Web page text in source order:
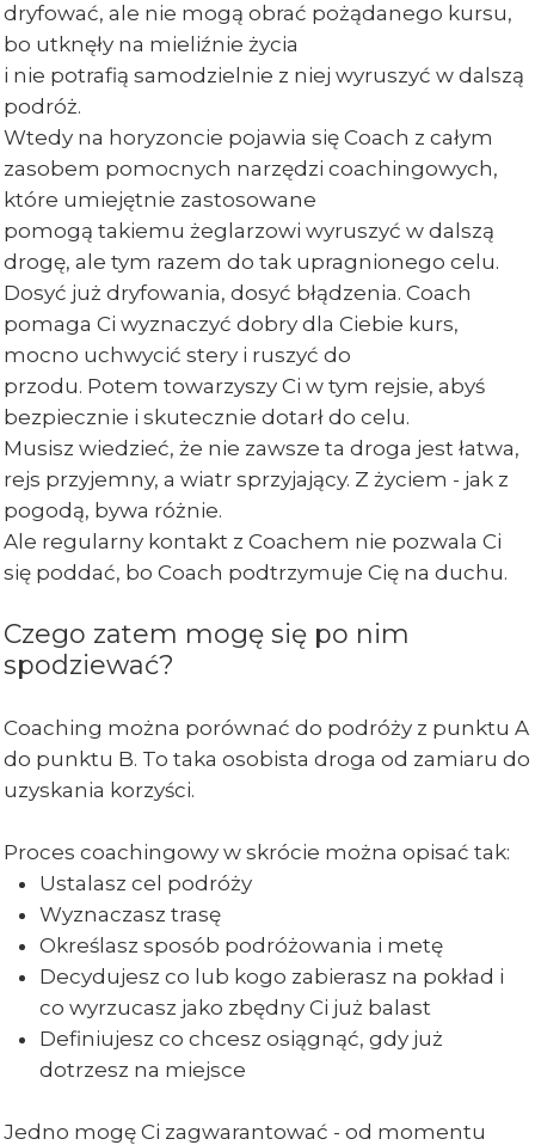
dryfować, ale nie mogą obrać pożądanego kursu,
bo utknęły na mieliźnie życia
i nie potrafią samodzielnie z niej wyruszyć w dalszą
podróż.
Wtedy na horyzoncie pojawia się Coach z całym
zasobem pomocnych narzędzi coachingowych,
które umiejętnie zastosowane
pomogą takiemu żeglarzowi wyruszyć w dalszą
drogę, ale tym razem do tak upragnionego celu.
Dosyć już dryfowania, dosyć błądzenia. Coach
pomaga Ci wyznaczyć dobry dla Ciebie kurs,
mocno uchwycić stery i ruszyć do
przodu. Potem towarzyszy Ci w tym rejsie, abyś
bezpiecznie i skutecznie dotarł do celu.
Musisz wiedzieć, że nie zawsze ta droga jest łatwa,
rejs przyjemny, a wiatr sprzyjający. Z życiem - jak z
pogodą, bywa różnie.
Ale regularny kontakt z Coachem nie pozwala Ci
się poddać, bo Coach podtrzymuje Cię na duchu.
Czego zatem mogę się po nim
spodziewać?
Coaching można porównać do podróży z punktu A
do punktu B. To taka osobista droga od zamiaru do
uzyskania korzyści.
Proces coachingowy w skrócie można opisać tak:
Ustalasz cel podróży
Wyznaczasz trasę
Określasz sposób podróżowania i metę
Decydujesz co lub kogo zabierasz na pokład i
co wyrzucasz jako zbędny Ci już balast
Definiujesz co chcesz osiągnąć, gdy już
dotrzesz na miejsce
Jedno mogę Ci zagwarantować - od momentu